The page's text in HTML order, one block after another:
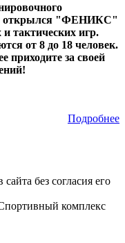
открылся "ФЕНИКС"
тактических игр.
от 8 до 18 человек.
приходите за своей
Подробнее
без согласия его
комплекс